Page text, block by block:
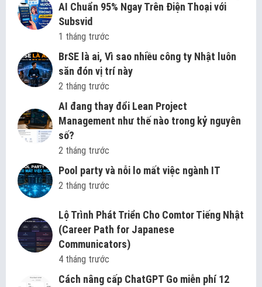
AI Chuẩn 95% Ngay Trên Điện Thoại với
Subsvid
1 tháng trước
BrSE là ai, Vì sao nhiều công ty Nhật luôn
săn đón vị trí này
2 tháng trước
AI đang thay đổi Lean Project
Management như thế nào trong kỷ nguyên
số?
2 tháng trước
Pool party và nỗi lo mất việc ngành IT
2 tháng trước
Lộ Trình Phát Triển Cho Comtor Tiếng Nhật
(Career Path for Japanese
Communicators)
4 tháng trước
Cách nâng cấp ChatGPT Go miễn phí 12